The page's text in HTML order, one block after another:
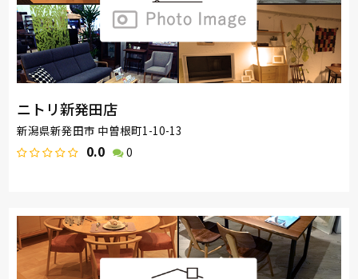
ニトリ新発田店
新潟県新発田市 中曽根町1-10-13
0.0 0